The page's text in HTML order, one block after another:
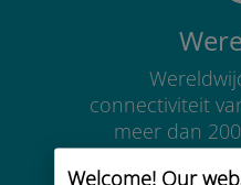
Welcome! Our
connectiviteit
meer dan